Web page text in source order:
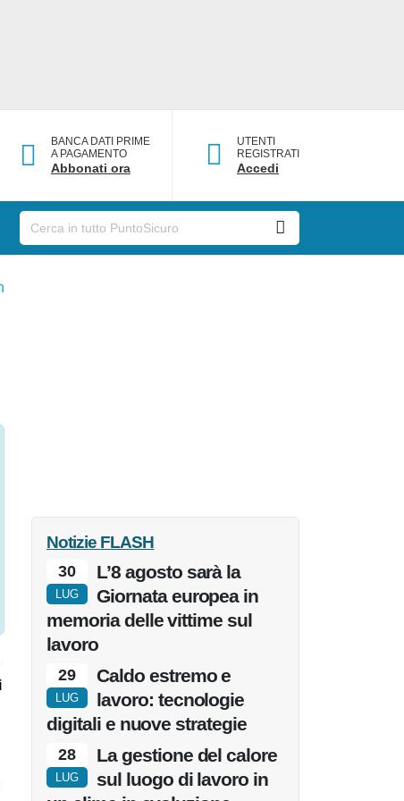
BANCA DATI PRIME
A PAGAMENTO
Abbonati ora
UTENTI
REGISTRATI
Accedi
NotizieFLASH
30
LUG
L’8 agosto sarà la
Giornata europea in
memoria delle vittime sul
lavoro
29
LUG
Caldo estremo e
lavoro: tecnologie
digitali e nuove strategie
28
LUG
La gestione del calore
sul luogo di lavoro in